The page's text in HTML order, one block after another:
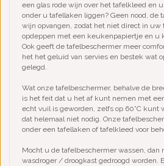
een glas rode wijn over het tafelkleed en
onder u tafellaken liggen? Geen nood, de
wijn opvangen, zodat het niet direct in uw
opdeppen met een keukenpapiertje en u
Ook geeft de tafelbeschermer meer
het het geluid van servies en bestek wat
gelegd.
Wat onze tafelbeschermer, behalve de
is het feit dat u het af kunt nemen met
echt vuil is geworden, zelfs op 60˚C kunt
dat helemaal niet nodig. Onze
onder een tafellaken of tafelkleed voor
Mocht u de tafelbeschermer wassen, dan
wasdroger / droogkast gedroogd worden.